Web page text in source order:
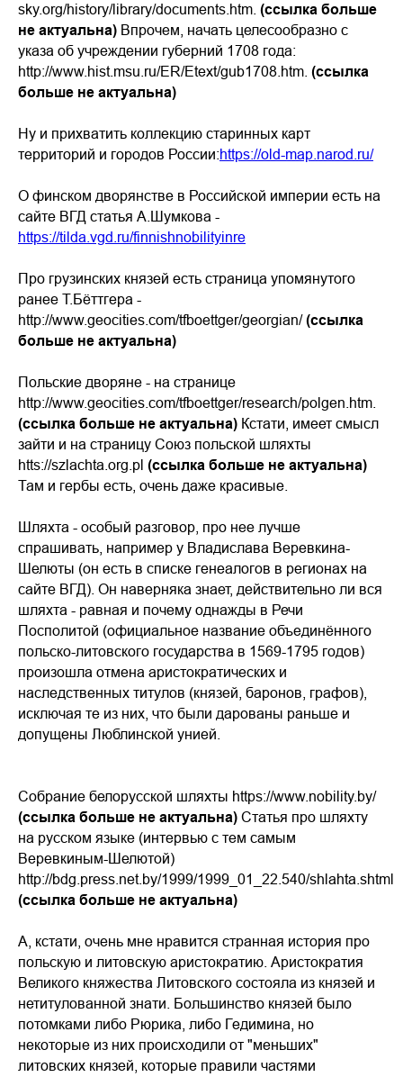
sky.org/history/library/documents.htm. (ссылка больше
не актуальна) Впрочем, начать целесообразно с
указа об учреждении губерний 1708 года:
http://www.hist.msu.ru/ER/Etext/gub1708.htm. (ссылка
больше не актуальна)
Ну и прихватить коллекцию старинных карт
территорий и городов России:https://old-map.narod.ru/
О финском дворянстве в Российской империи есть на
сайте ВГД статья А.Шумкова -
https://tilda.vgd.ru/finnishnobilityinre
Про грузинских князей есть страница упомянутого
ранее Т.Бёттгера -
http://www.geocities.com/tfboettger/georgian/(ссылка
больше не актуальна)
Польские дворяне - на странице
http://www.geocities.com/tfboettger/research/polgen.htm.
(ссылка больше не актуальна) Кстати, имеет смысл
зайти и на страницу Союз польской шляхты
htts://szlachta.org.pl (ссылка больше не актуальна)
Там и гербы есть, очень даже красивые.
Шляхта - особый разговор, про нее лучше
спрашивать, например у Владислава Веревкина-
Шелюты (он есть в списке генеалогов в регионах на
сайте ВГД). Он наверняка знает, действительно ли вся
шляхта - равная и почему однажды в Речи
Посполитой (официальное название объединённого
польско-литовского государства в 1569-1795 годов)
произошла отмена аристократических и
наследственных титулов (князей, баронов, графов),
исключая те из них, что были дарованы раньше и
допущены Люблинской унией.
Собрание белорусской шляхты https://www.nobility.by/
(ссылка больше не актуальна) Статья про шляхту
на русском языке (интервью с тем самым
Веревкиным-Шелютой)
http://bdg.press.net.by/1999/1999_01_22.540/shlahta.shtml
(ссылка больше не актуальна)
А, кстати, очень мне нравится странная история про
польскую и литовскую аристократию. Аристократия
Великого княжества Литовского состояла из князей и
нетитулованной знати. Большинство князей было
потомками либо Рюрика, либо Гедимина, но
некоторые из них происходили от "меньших"
литовских князей, которые правили частями